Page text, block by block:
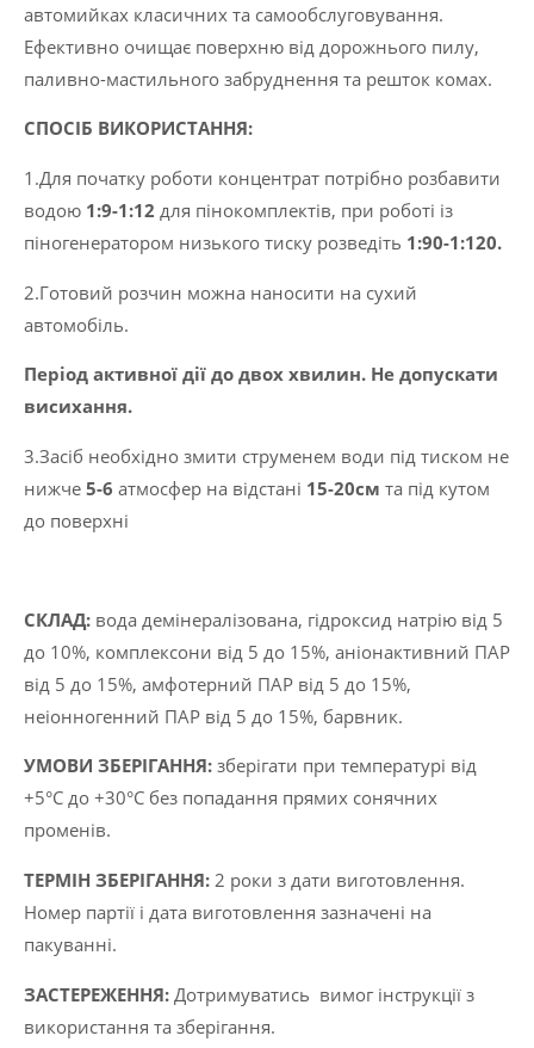
автомийках класичних та самообслуговування.
Ефективно очищає поверхню від дорожнього пилу,
паливно-мастильного забруднення та решток комах.
СПОСІБ ВИКОРИСТАННЯ:
1.Для початку роботи концентрат потрібно розбавити
водою 1:9-1:12 для пінокомплектів, при роботі із
піногенератором низького тиску розведіть 1:90-1:120.
2.Готовий розчин можна наносити на сухий
автомобіль.
Період активної дії до двох хвилин. Не допускати
висихання.
3.Засіб необхідно змити струменем води під тиском не
нижче 5-6 атмосфер на відстані 15-20см та під кутом
до поверхні
CКЛАД: вода демінералізована, гідроксид натрію від 5
до 10%, комплексони від 5 до 15%, аніонактивний ПАР
від 5 до 15%, амфотерний ПАР від 5 до 15%,
неіонногенний ПАР від 5 до 15%, барвник.
УМОВИ ЗБЕРІГАННЯ: зберігати при температурі від
+5°C до +30°C без попадання прямих сонячних
променів.
ТЕРМІН ЗБЕРІГАННЯ: 2 роки з дати виготовлення.
Номер партії і дата виготовлення зазначені на
пакуванні.
ЗАСТЕРЕЖЕННЯ: Дотримуватись вимог інструкції з
використання та зберігання.